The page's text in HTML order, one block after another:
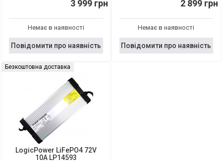
3 999 грн
Немає в наявності
Повідомити про наявність
2 899 грн
Немає в наявності
Повідомити про наявність
Безкоштовна доставка
LogicPower LiFePO4 72V
10A LP14593